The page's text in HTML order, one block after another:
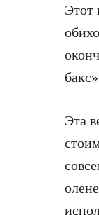
Этот
Эта